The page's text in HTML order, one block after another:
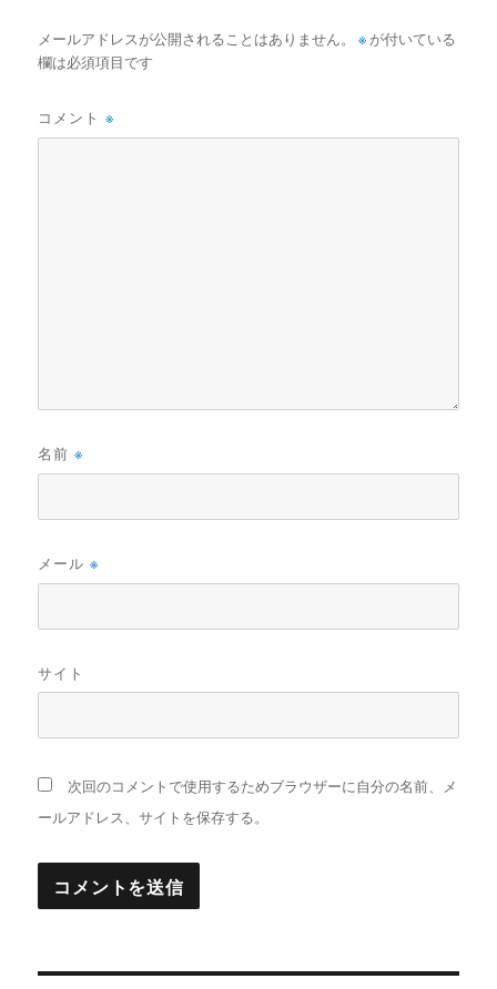
メールアドレスが公開されることはありません。 ※ が付いている
欄は必須項目です
コメント※
名前※
メール※
サイト
次回のコメントで使用するためブラウザーに自分の名前、メ
ールアドレス、サイトを保存する。